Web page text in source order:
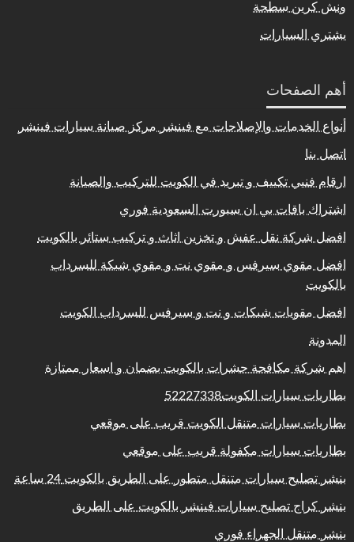
ونش كرين سطحة
يشتري السيارات
أهم الصفحات
أنواع الخدمات والإصلاحات مع فينشر مركز صيانة سيارات فينشر
اتصل بنا
ارقام فنيي تكييف و تبريد في الكويت للتركيب والصيانة
اشتراك باقات بي ان سبورت السعودية فوري
افضل شركة نقل عفش و تخزين اثاث و تركيب ستائر بالكويت
افضل مقوي سيرفس و مقوي نت و مقوي شبكة للسرداب
بالكويت
افضل مقويات شبكات و نت و سيرفس للسرداب الكويت
المدونة
اهم شركة مكافحة حشرات بالكويت بضمان و اسعار ممتازة
بطاريات سيارات الكويت52227338
بطاريات سيارات متنقل الكويت قريب على موقعي
بطاريات سيارات مكفولة قريب على موقعي
بنشر تصليح سيارات متنقل متطور على الطريق بالكويت 24 ساعة
بنشر كراج تصليح سيارات فينشر بالكويت على الطريق
بنشر متنقل الجهراء فوري